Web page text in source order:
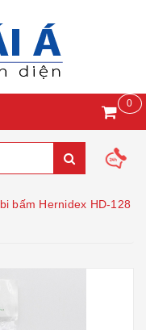
0
bấm Hernidex HD-128